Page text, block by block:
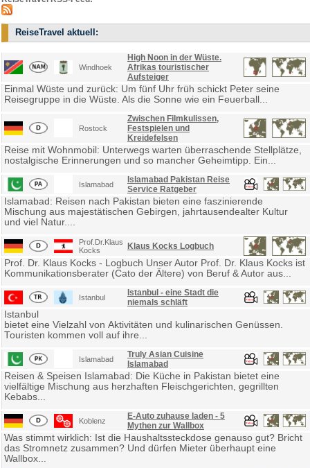
ReiseTravel aktuell:
Windhoek
High Noon in der Wüste.
Afrikas touristischer
Aufsteiger
Einmal Wüste und zurück: Um fünf Uhr früh schickt Peter seine
Reisegruppe in die Wüste. Als die Sonne wie ein Feuerball...
Rostock
Zwischen Filmkulissen,
Festspielen und
Kreidefelsen
Reise mit Wohnmobil: Unterwegs warten überraschende Stellplätze,
nostalgische Erinnerungen und so mancher Geheimtipp. Ein...
Islamabad
Islamabad Pakistan Reise
Service Ratgeber
Islamabad: Reisen nach Pakistan bieten eine faszinierende
Mischung aus majestätischen Gebirgen, jahrtausendealter Kultur
und viel Natur....
Prof.Dr.Klaus
Kocks
Klaus Kocks Logbuch
Prof. Dr. Klaus Kocks - Logbuch Unser Autor Prof. Dr. Klaus Kocks ist
Kommunikationsberater (Cato der Ältere) von Beruf & Autor aus...
Istanbul
Istanbul - eine Stadt die
niemals schläft
Istanbul
bietet eine Vielzahl von Aktivitäten und kulinarischen Genüssen.
Touristen kommen voll auf ihre...
Islamabad
Truly Asian Cuisine
Islamabad
Reisen & Speisen Islamabad: Die Küche in Pakistan bietet eine
vielfältige Mischung aus herzhaften Fleischgerichten, gegrillten
Kebabs...
Koblenz
E-Auto zuhause laden - 5
Mythen zur Wallbox
Was stimmt wirklich: Ist die Haushaltssteckdose genauso gut? Bricht
das Stromnetz zusammen? Und dürfen Mieter überhaupt eine
Wallbox...